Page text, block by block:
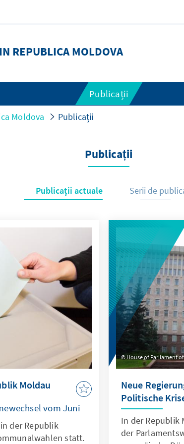
REPUBLICA MOLDOVA
Publicații
Moldova Publicații
Publicații
Publicații actuale Serii de
Moldau
vom Juni
der Republik
statt.
House of Parliament
Neue
Politische
In der Republik
der